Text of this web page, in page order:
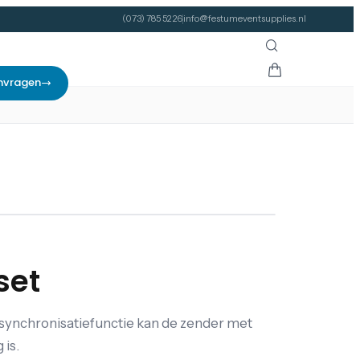
(073) 785 52 26info@festumeventsupplies.nl
kan de zender met
is.